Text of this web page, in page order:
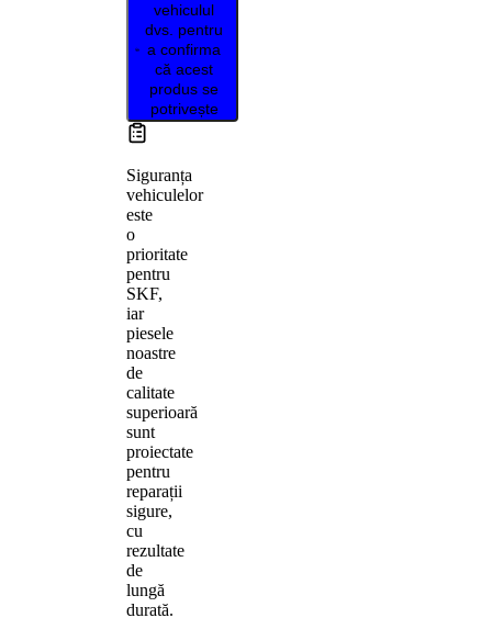
vehiculul
dvs. pentru
a confirma
că acest
produs se
potrivește
Siguranța
vehiculelor
este
o
prioritate
pentru
SKF,
iar
piesele
noastre
de
calitate
superioară
sunt
proiectate
pentru
reparații
sigure,
cu
rezultate
de
lungă
durată.